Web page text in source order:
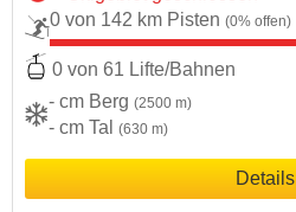
0 von 142 km Pisten (0% offen)
0 von 61 Lifte/Bahnen
- cm Berg (2500 m)
- cm Tal (630 m)
Details